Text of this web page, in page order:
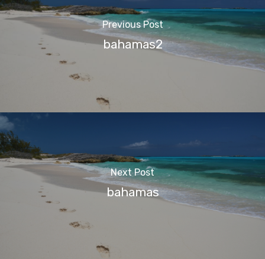
Previous Post
bahamas2
Next Post
bahamas